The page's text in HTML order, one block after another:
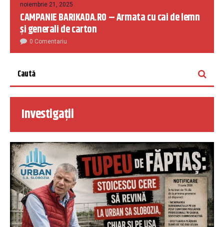
noiembrie 21, 2025
CAMPANIE BARIKADA.RO – Armata cu cai de lemn
și generali de carton
0 Comentariu
Investigații